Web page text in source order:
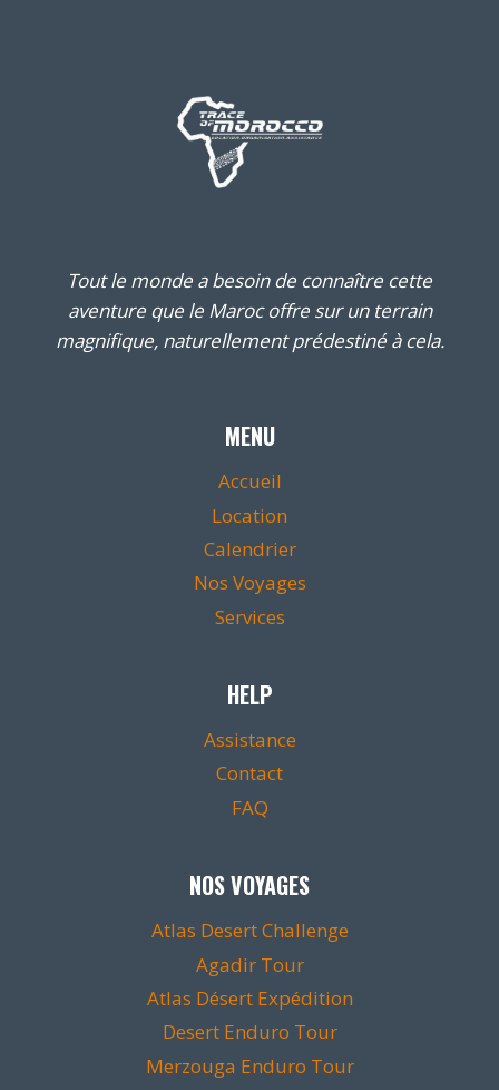
Tout le monde a besoin de connaître cette
aventure que le Maroc offre sur un terrain
magnifique, naturellement prédestiné à cela.
MENU
Accueil
Location
Calendrier
Nos Voyages
Services
HELP
Assistance
Contact
FAQ
NOS VOYAGES
Atlas Desert Challenge
Agadir Tour
Atlas Désert Expédition
Desert Enduro Tour
Merzouga Enduro Tour